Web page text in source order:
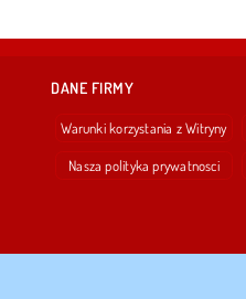
DANE FIRMY
Warunki korzystania z Witryny
Nasza polityka prywatnosci